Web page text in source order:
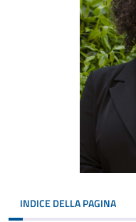
INDICE DELLA PAGINA